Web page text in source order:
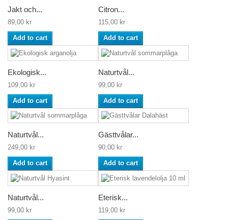
Jakt och...
89,00 kr
Add to cart
Citron...
115,00 kr
Add to cart
Ekologisk...
109,00 kr
Add to cart
Naturtvål...
99,00 kr
Add to cart
Naturtvål...
249,00 kr
Add to cart
Gästtvålar...
90,00 kr
Add to cart
Naturtvål...
99,00 kr
Eterisk...
119,00 kr